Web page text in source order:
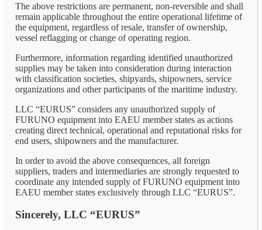
The above restrictions are permanent, non-reversible and shall
remain applicable throughout the entire operational lifetime of
the equipment, regardless of resale, transfer of ownership,
vessel reflagging or change of operating region.
Furthermore, information regarding identified unauthorized
supplies may be taken into consideration during interaction
with classification societies, shipyards, shipowners, service
organizations and other participants of the maritime industry.
LLC “EURUS” considers any unauthorized supply of
FURUNO equipment into EAEU member states as actions
creating direct technical, operational and reputational risks for
end users, shipowners and the manufacturer.
In order to avoid the above consequences, all foreign
suppliers, traders and intermediaries are strongly requested to
coordinate any intended supply of FURUNO equipment into
EAEU member states exclusively through LLC “EURUS”.
Sincerely, LLC “EURUS”